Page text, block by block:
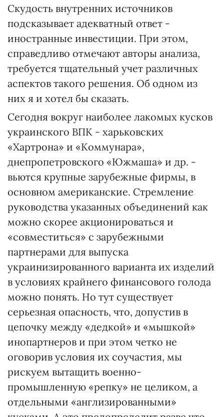
Скудость внутренних источников
подсказывает адекватный ответ -
иностранные инвестиции. При этом,
справедливо отмечают авторы анализа,
требуется тщательный учет различных
аспектов такого решения. Об одном из
них я и хотел бы сказать.
Сегодня вокруг наиболее лакомых кусков
украинского ВПК - харьковских
«Хартрона» и «Коммунара»,
днепропетровского «Южмаша» и др. -
вьются крупные зарубежные фирмы, в
основном американские. Стремление
руководства указанных объединений как
можно скорее акционироваться и
«совместиться» с зарубежными
партнерами для выпуска
украинизированного варианта их изделий
в условиях крайнего финансового голода
можно понять. Но тут существует
серьезная опасность, что, допустив в
цепочку между «дедкой» и «мышкой»
инопартнеров и при этом четко не
оговорив условия их соучастия, мы
рискуем вытащить военно-
промышленную «репку» не целиком, а
отдельными «англизированными»